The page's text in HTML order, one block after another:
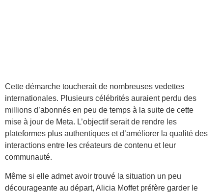
Cette démarche toucherait de nombreuses vedettes
internationales. Plusieurs célébrités auraient perdu des
millions d’abonnés en peu de temps à la suite de cette
mise à jour de Meta. L’objectif serait de rendre les
plateformes plus authentiques et d’améliorer la qualité des
interactions entre les créateurs de contenu et leur
communauté.
Même si elle admet avoir trouvé la situation un peu
décourageante au départ, Alicia Moffet préfère garder le